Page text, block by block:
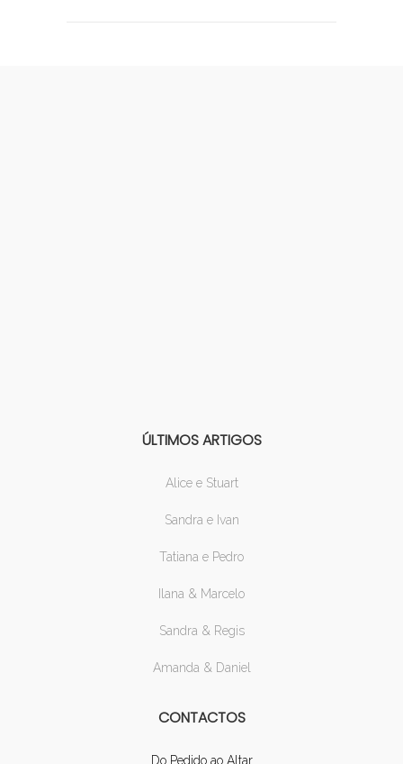
ÚLTIMOS ARTIGOS
Alice e Stuart
Sandra e Ivan
Tatiana e Pedro
Ilana & Marcelo
Sandra & Regis
Amanda & Daniel
CONTACTOS
Do Pedido ao Altar